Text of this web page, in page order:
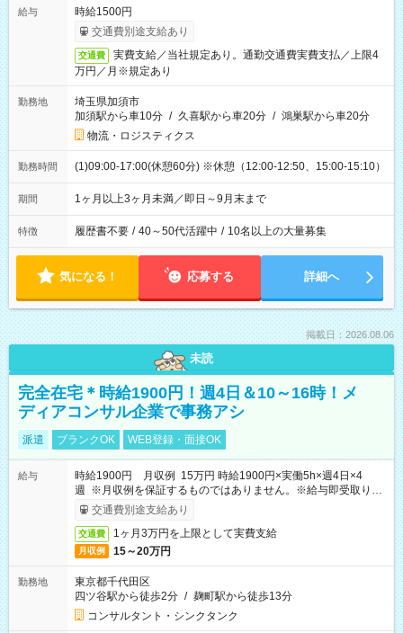
給与
時給1500円
交通費別途支給あり
交通費
実費支給／当社規定あり。通勤交通費実費支払／上限4
万円／月※規定あり
勤務地
埼玉県加須市
加須駅から車10分 / 久喜駅から車20分 / 鴻巣駅から車20分
物流・ロジスティクス
勤務時間 (1)09:00-17:00(休憩60分) ※休憩（12:00-12:50、15:00-15:10）
期間 1ヶ月以上3ヶ月未満／即日～9月末まで
特徴 履歴書不要 / 40～50代活躍中 / 10名以上の大量募集
気になる！ 応募する 詳細へ
掲載日：2026.08.06
未読
完全在宅＊時給1900円！週4日＆10～16時！メ
ディアコンサル企業で事務アシ
派遣 ブランクOK WEB登録・面接OK
給与
時給1900円 月収例 15万円 時給1900円×実働5h×週4日×4
週 ※月収例を保証するものではありません。※給与即受取りサ
ービス利用可（利用条件有）
交通費別途支給あり
交通費 1ヶ月3万円を上限として実費支給
月収例 15～20万円
勤務地
東京都千代田区
四ツ谷駅から徒歩2分 / 麹町駅から徒歩13分
コンサルタント・シンクタンク